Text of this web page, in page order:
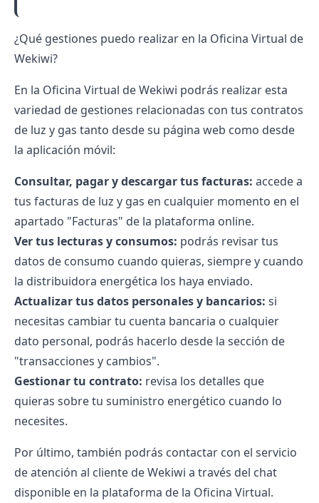
¿Qué gestiones puedo realizar en la Oficina Virtual de
Wekiwi?
En la Oficina Virtual de Wekiwi podrás realizar esta
variedad de gestiones relacionadas con tus contratos
de luz y gas tanto desde su página web como desde
la aplicación móvil:
Consultar, pagar y descargar tus facturas: accede a
tus facturas de luz y gas en cualquier momento en el
apartado "Facturas" de la plataforma online.
Ver tus lecturas y consumos: podrás revisar tus
datos de consumo cuando quieras, siempre y cuando
la distribuidora energética los haya enviado.
Actualizar tus datos personales y bancarios: si
necesitas cambiar tu cuenta bancaria o cualquier
dato personal, podrás hacerlo desde la sección de
"transacciones y cambios".
Gestionar tu contrato: revisa los detalles que
quieras sobre tu suministro energético cuando lo
necesites.
Por último, también podrás contactar con el servicio
de atención al cliente de Wekiwi a través del chat
disponible en la plataforma de la Oficina Virtual.